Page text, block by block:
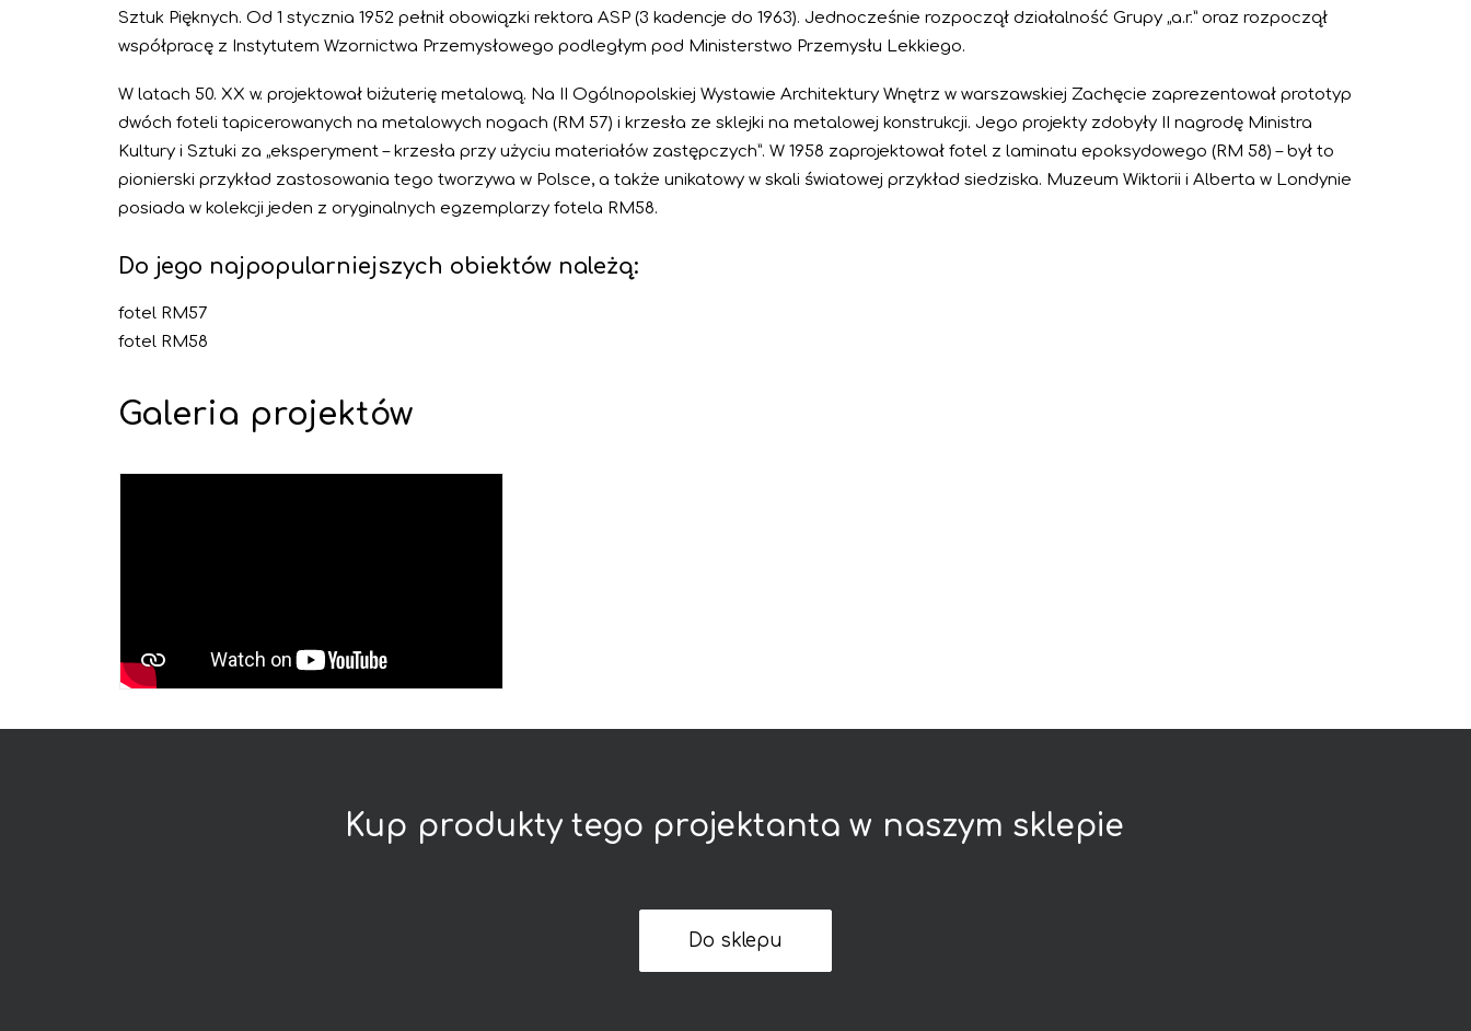
Sztuk Pięknych. Od 1 stycznia 1952 pełnił obowiązki rektora ASP (3 kadencje do 1963). Jednocześnie rozpoczął działalność Grupy „a.r.” oraz rozpoczął
współpracę z Instytutem Wzornictwa Przemysłowego podległym pod Ministerstwo Przemysłu Lekkiego.
W latach 50. XX w. projektował biżuterię metalową. Na II Ogólnopolskiej Wystawie Architektury Wnętrz w warszawskiej Zachęcie zaprezentował prototyp
dwóch foteli tapicerowanych na metalowych nogach (RM 57) i krzesła ze sklejki na metalowej konstrukcji. Jego projekty zdobyły II nagrodę Ministra
Kultury i Sztuki za „eksperyment – krzesła przy użyciu materiałów zastępczych”. W 1958 zaprojektował fotel z laminatu epoksydowego (RM 58) – był to
pionierski przykład zastosowania tego tworzywa w Polsce, a także unikatowy w skali światowej przykład siedziska. Muzeum Wiktorii i Alberta w Londynie
posiada w kolekcji jeden z oryginalnych egzemplarzy fotela RM58.
Do jego najpopularniejszych obiektów należą:
fotel RM57
fotel RM58
Galeria projektów
Kup produkty tego projektanta w naszym sklepie
Do sklepu